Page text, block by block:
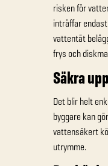
risken för
inträffar
vattentät
frys och
Säkra upp
Det blir helt
byggare kan
vattensäkert
utrymme.